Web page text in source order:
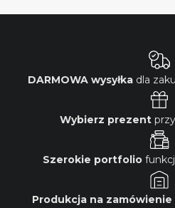
DARMOWA wysyłka dla
Wybierz prezent
Szerokie portfolio
Produkcja na zamówienie